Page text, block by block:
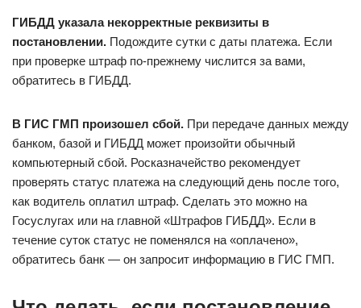
ГИБДД указала некорректные реквизиты в
постановлении. Подождите сутки с даты платежа. Если
при проверке штраф по-прежнему числится за вами,
обратитесь в ГИБДД.
В ГИС ГМП произошел сбой. При передаче данных между
банком, базой и ГИБДД может произойти обычный
компьютерный сбой. Росказначейство рекомендует
проверять статус платежа на следующий день после того,
как водитель оплатил штраф. Сделать это можно на
Госуслугах или на главной «Штрафов ГИБДД». Если в
течение суток статус не поменялся на «оплачено»,
обратитесь банк — он запросит информацию в ГИС ГМП.